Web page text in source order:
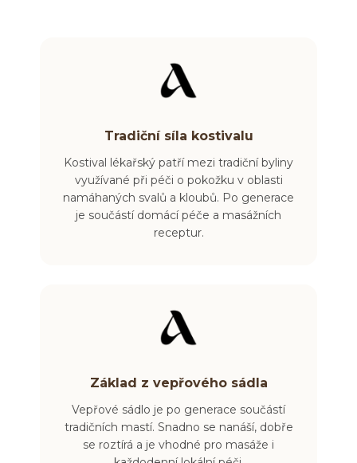
Tradiční síla kostivalu
Kostival lékařský patří mezi tradiční byliny
využívané při péči o pokožku v oblasti
namáhaných svalů a kloubů. Po generace
je součástí domácí péče a masážních
receptur.
Základ z vepřového sádla
Vepřové sádlo je po generace součástí
tradičních mastí. Snadno se nanáší, dobře
se roztírá a je vhodné pro masáže i